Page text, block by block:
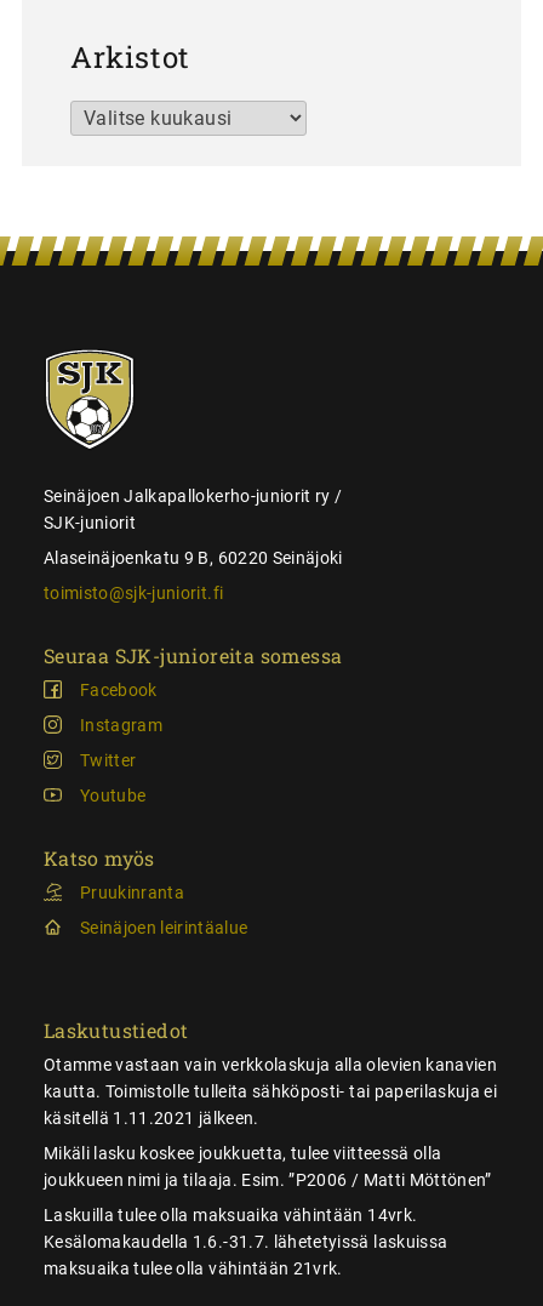
Arkistot
Arkistot
SJK-
juniorit
Seinäjoen Jalkapallokerho-juniorit ry /
SJK-juniorit
Alaseinäjoenkatu 9 B, 60220 Seinäjoki
toimisto@sjk-juniorit.fi
Seuraa SJK-junioreita somessa
Facebook
Instagram
Twitter
Youtube
Katso myös
Pruukinranta
Seinäjoen leirintäalue
Laskutustiedot
Otamme vastaan vain verkkolaskuja alla olevien kanavien
kautta. Toimistolle tulleita sähköposti- tai paperilaskuja ei
käsitellä 1.11.2021 jälkeen.
Mikäli lasku koskee joukkuetta, tulee viitteessä olla
joukkueen nimi ja tilaaja. Esim. ”P2006 / Matti Möttönen”
Laskuilla tulee olla maksuaika vähintään 14vrk.
Kesälomakaudella 1.6.-31.7. lähetetyissä laskuissa
maksuaika tulee olla vähintään 21vrk.